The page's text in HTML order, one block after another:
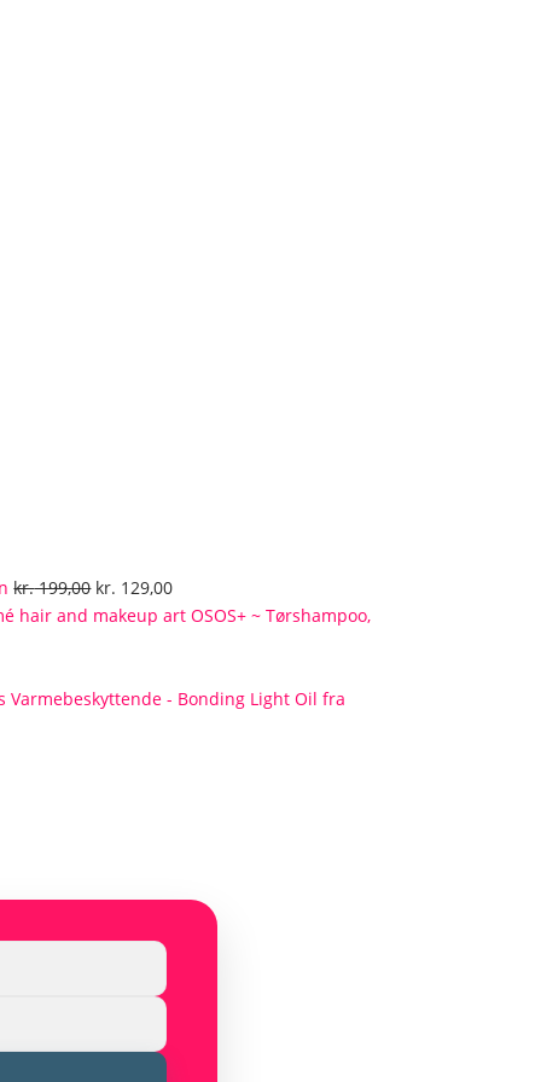
kr.199,00 Den
oprindelige
kr. 199,00.
kr. 129,00Den
aktuelle
kr. 129,00.
OSOS+ ~ Tørshampoo,
Varmebeskyttende - Bonding Light Oil fra